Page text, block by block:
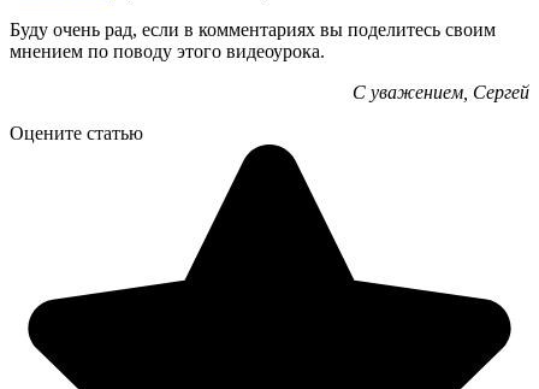
Буду очень рад, если в комментариях вы поделитесь своим
мнением по поводу этого видеоурока.
С уважением, Сергей
Оцените статью